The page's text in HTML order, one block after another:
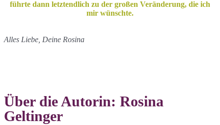
führte dann letztendlich zu der großen Veränderung, die ich
mir wünschte.
Alles Liebe, Deine Rosina
Über die Autorin: Rosina
Geltinger